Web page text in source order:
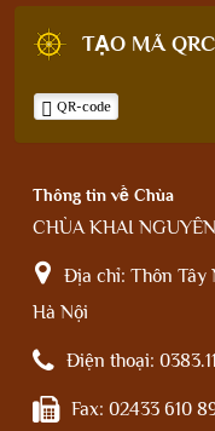
TẠO MÃ
QR-code
Thông tin về Chùa
CHÙA KHAI NGUYÊN
Địa chỉ: Thôn Tây
Hà Nội
Điện thoại:
Fax: 02433 610